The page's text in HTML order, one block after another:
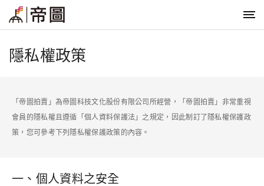
隱私權政策
「帝圖拍賣」為帝圖科技文化股份有限公司所經營，「帝圖拍賣」非常重視
會員的隱私權且遵循「個人資料保護法」之規定，因此制訂了隱私權保護政
策，您可參考下列隱私權保護政策的內容。
一、個人資料之安全